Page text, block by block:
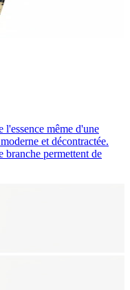
l'essence même d'une
et décontractée.
branche permettent de